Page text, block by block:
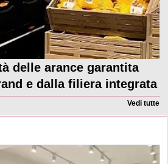
delle arance garantita
e dalla filiera integrata
Vedi tutte